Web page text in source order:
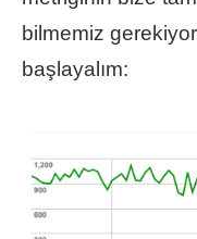
bilmemiz
başlayalım: